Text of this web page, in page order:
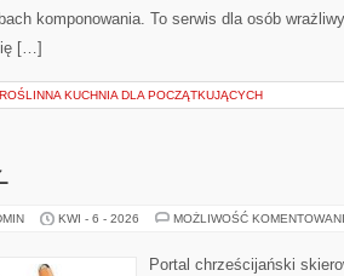
komponowania. To serwis dla osób
[…]
ROŚLINNA KUCHNIA DLA POCZĄTKUJĄCYCH
KWI - 6 - 2026 MOŻLIWOŚĆ
Portal chrześcijański